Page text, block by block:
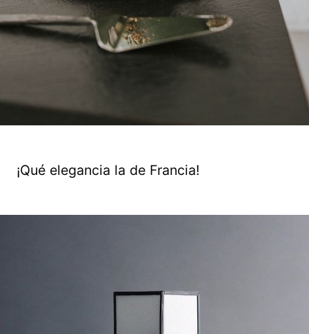
¡Qué elegancia la de Francia!